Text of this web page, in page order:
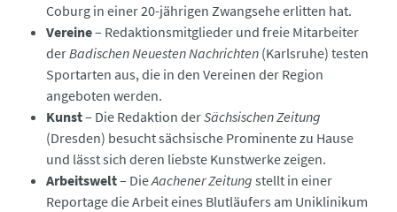
Coburg in einer 20-jährigen Zwangsehe erlitten hat.
Vereine– Redaktionsmitglieder und freie Mitarbeiter
derBadischen Neuesten Nachrichten (Karlsruhe) testen
Sportarten aus, die in den Vereinen der Region
angeboten werden.
Kunst– Die Redaktion derSächsischen Zeitung
(Dresden) besucht sächsische Prominente zu Hause
und lässt sich deren liebste Kunstwerke zeigen.
Arbeitswelt– DieAachener Zeitung stellt in einer
Reportage die Arbeit eines Blutläufers am Uniklinikum